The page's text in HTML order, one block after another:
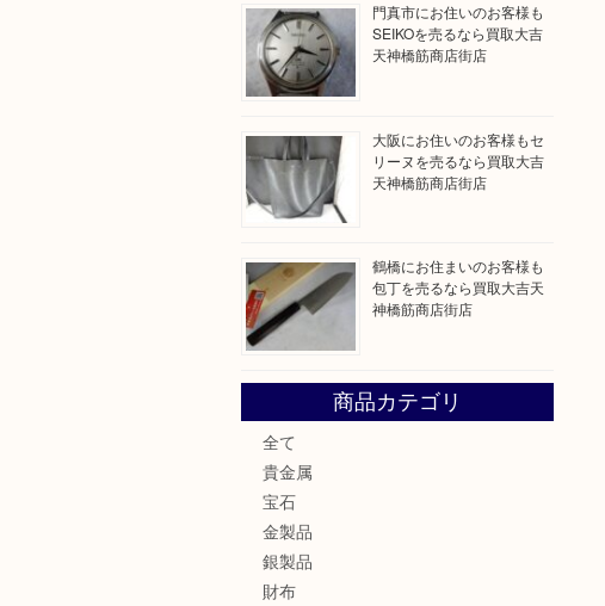
門真市にお住いのお客様も
SEIKOを売るなら買取大吉
天神橋筋商店街店
大阪にお住いのお客様もセ
リーヌを売るなら買取大吉
天神橋筋商店街店
鶴橋にお住まいのお客様も
包丁を売るなら買取大吉天
神橋筋商店街店
商品カテゴリ
全て
貴金属
宝石
金製品
銀製品
財布